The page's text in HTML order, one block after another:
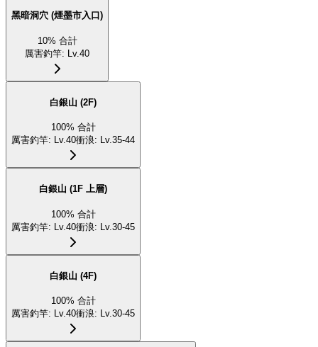
黑暗洞穴 (煙墨市入口)
10% 合計
厲害釣竿: Lv.40
白銀山 (2F)
100% 合計
厲害釣竿: Lv.40衝浪: Lv.35-44
白銀山 (1F 上層)
100% 合計
厲害釣竿: Lv.40衝浪: Lv.30-45
白銀山 (4F)
100% 合計
厲害釣竿: Lv.40衝浪: Lv.30-45